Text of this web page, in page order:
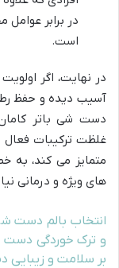
در برابر
است.
در نهایت، اگر
آسیب دیده و حفظ
دست شی باتر
غلظت ترکیبات فعال
متمایز می کند،
های ویژه و درمانی
انتخاب بالم دست
و ترک خوردگی دست
بر سلامت و زیبایی